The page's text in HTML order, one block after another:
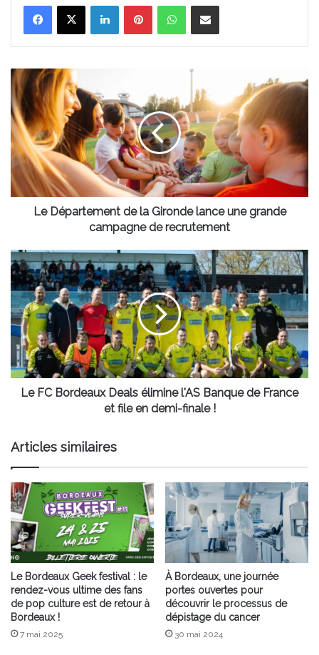
LinkedinPinterestWhatsAppPartager par email
Le
Département
de
la
Gironde
lance
une
grande
campagne
Le Département de la Gironde lance une grande
campagne de recrutement
Le
FC
Bordeaux
Deals
élimine
l'AS
Banque
de
France
finale
!
Le FC Bordeaux Deals élimine l'AS Banque de France
et file en demi-finale !
Articles similaires
Le Bordeaux Geek festival : le
rendez-vous ultime des fans
de pop culture est de retour à
Bordeaux !
7 mai 2025
À Bordeaux, une journée
portes ouvertes pour
découvrir le processus de
dépistage du cancer
30 mai 2024